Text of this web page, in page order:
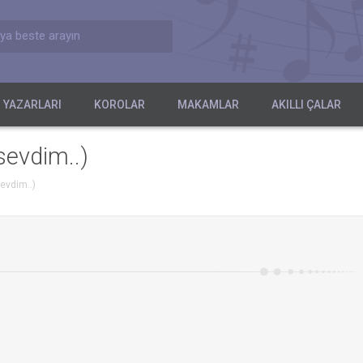
beste arayın
KOROLAR MAKAMLAR AKILLI ÇALAR